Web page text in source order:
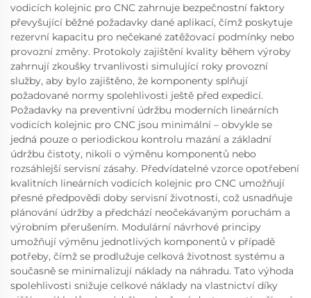
vodicích kolejnic pro CNC zahrnuje bezpečnostní faktory
převyšující běžné požadavky dané aplikací, čímž poskytuje
rezervní kapacitu pro nečekané zatěžovací podmínky nebo
provozní změny. Protokoly zajištění kvality během výroby
zahrnují zkoušky trvanlivosti simulující roky provozní
služby, aby bylo zajištěno, že komponenty splňují
požadované normy spolehlivosti ještě před expedicí.
Požadavky na preventivní údržbu moderních lineárních
vodicích kolejnic pro CNC jsou minimální – obvykle se
jedná pouze o periodickou kontrolu mazání a základní
údržbu čistoty, nikoli o výměnu komponentů nebo
rozsáhlejší servisní zásahy. Předvídatelné vzorce opotřebení
kvalitních lineárních vodicích kolejnic pro CNC umožňují
přesné předpovědi doby servisní životnosti, což usnadňuje
plánování údržby a předchází neočekávaným poruchám a
výrobním přerušením. Modulární návrhové principy
umožňují výměnu jednotlivých komponentů v případě
potřeby, čímž se prodlužuje celková životnost systému a
současně se minimalizují náklady na náhradu. Tato výhoda
spolehlivosti snižuje celkové náklady na vlastnictví díky